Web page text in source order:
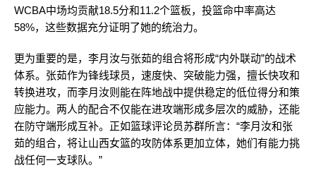
WCBA中场均贡献18.5分和11.2个篮板，投篮命中率高达
58%，这些数据充分证明了她的统治力。
更为重要的是，李月汝与张茹的组合将形成“内外联动”的战术
体系。张茹作为锋线球员，速度快、突破能力强，擅长快攻和
转换进攻，而李月汝则能在阵地战中提供稳定的低位得分和策
应能力。两人的配合不仅能在进攻端形成多层次的威胁，还能
在防守端形成互补。正如篮球评论员苏群所言：“李月汝和张
茹的组合，将让山西女篮的攻防体系更加立体，她们有能力挑
战任何一支球队。”